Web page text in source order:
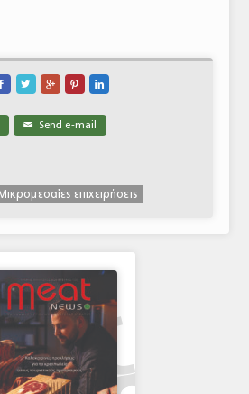
   
✉ Send e-mail
Μικρομεσαίες επιχειρήσεις